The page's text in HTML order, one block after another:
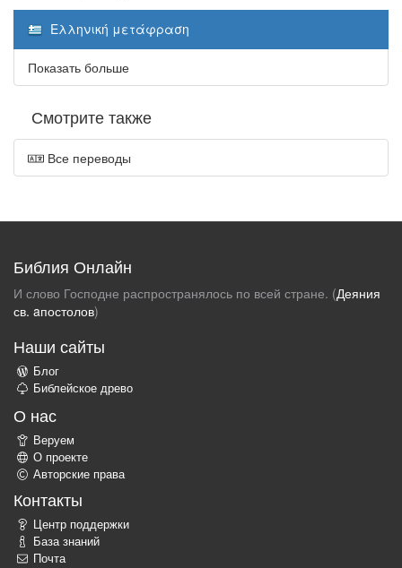
Ελληνική μετάφραση
Показать больше
Смотрите также
Все переводы
Библия Онлайн
И слово Господне распространялось по всей стране. (Деяния
св. aпостолов)
Наши сайты
Блог
Библейское древо
О нас
Веруем
О проекте
Авторские права
Контакты
Центр поддержки
База знаний
Почта